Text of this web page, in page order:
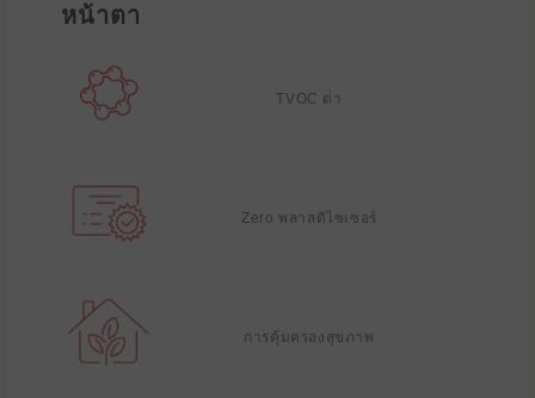
หน้าตา
TVOC ต่ํา
Zero พลาสติไซเซอร์
การคุ้มครองสุขภาพ